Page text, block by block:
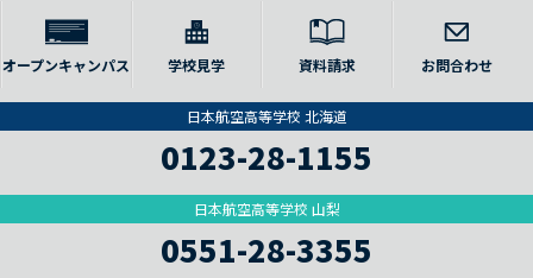
オープンキャンパス 学校見学 資料請求 お問合わせ
日本航空高等学校 北海道
0123-28-1155
日本航空高等学校 山梨
0551-28-3355